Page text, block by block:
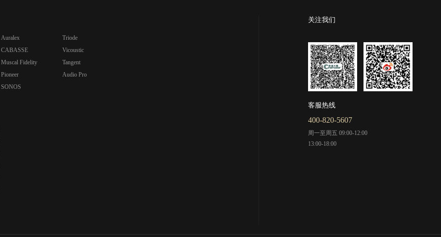
Auralex
CABASSE
Muscal Fidelity
Pioneer
SONOS
Triode
Vicoustic
Tangent
Audio Pro
关注我们
客服热线
400-820-5607
周一至周五 09:00-12:00
13:00-18:00